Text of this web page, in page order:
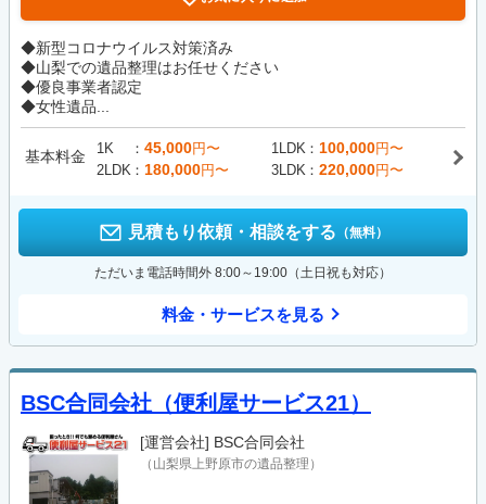
◆新型コロナウイルス対策済み
◆山梨での遺品整理はお任せください
◆優良事業者認定
◆女性遺品...
基本料金 1K 45,000円〜 1LDK 100,000円〜
2LDK
180,000円〜 3LDK 220,000円〜
見積もり依頼・相談をする （無料）
ただいま電話時間外 8:00～19:00（土日祝も対応）
料金・サービスを見る
BSC合同会社（便利屋サービス21）
[運営会社] BSC合同会社
（山梨県上野原市の遺品整理）